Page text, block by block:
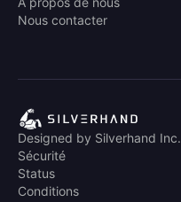
Nous contacter
Designed by Silverhand Inc.
Sécurité
Status
Conditions